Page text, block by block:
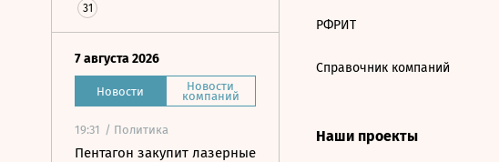
31
7 августа 2026
Новости Новости
компаний
19:31 / Политика
Пентагон закупит лазерные
РФРИТ
Справочник компаний
Наши проекты